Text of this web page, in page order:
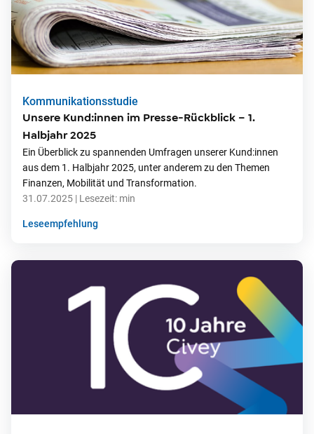
Kommunikationsstudie
Unsere Kund:innen im Presse-Rückblick – 1.
Halbjahr 2025
Ein Überblick zu spannenden Umfragen unserer Kund:innen
aus dem 1. Halbjahr 2025, unter anderem zu den Themen
Finanzen, Mobilität und Transformation.
31.07.2025 | Lesezeit: min
Leseempfehlung